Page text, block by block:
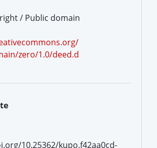
/ Public domain
zero/1.0/deed.d
10.25362/kupo.f42aa0cd-